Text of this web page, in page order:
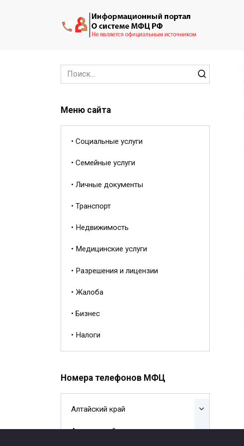
Search
for:
Меню сайта
• Социальные услуги
• Семейные услуги
• Личные документы
• Транспорт
• Недвижимость
• Медицинские услуги
• Разрешения и лицензии
• Жалоба
• Бизнес
• Налоги
Номера телефонов МФЦ
Алтайский край
Амурская область